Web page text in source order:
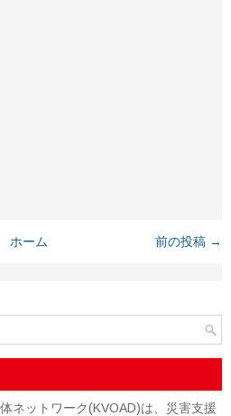
前の投稿 →
ホーム
ネットワーク(KVOAD)は、災害支援